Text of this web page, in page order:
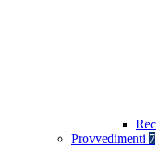
Provvedimenti 7